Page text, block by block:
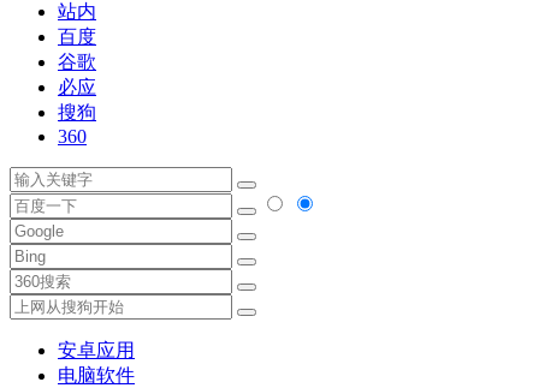
站内
百度
谷歌
必应
搜狗
360
安卓应用
电脑软件